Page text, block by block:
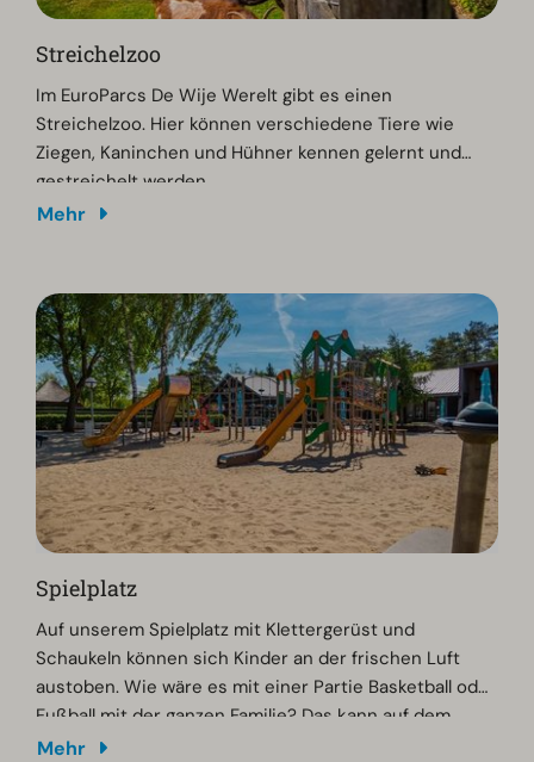
Streichelzoo
Im EuroParcs De Wije Werelt gibt es einen
Streichelzoo. Hier können verschiedene Tiere wie
Ziegen, Kaninchen und Hühner kennen gelernt und
gestreichelt werden.
Mehr
Spielplatz
Auf unserem Spielplatz mit Klettergerüst und
Schaukeln können sich Kinder an der frischen Luft
austoben. Wie wäre es mit einer Partie Basketball oder
Fußball mit der ganzen Familie? Das kann auf dem
multifunktionalen Sportplatz in unserem Ferienpark
Mehr